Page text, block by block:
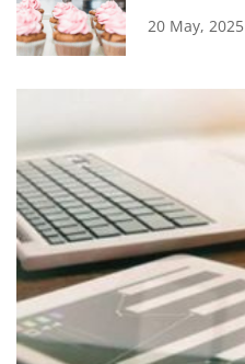
20 May, 2025